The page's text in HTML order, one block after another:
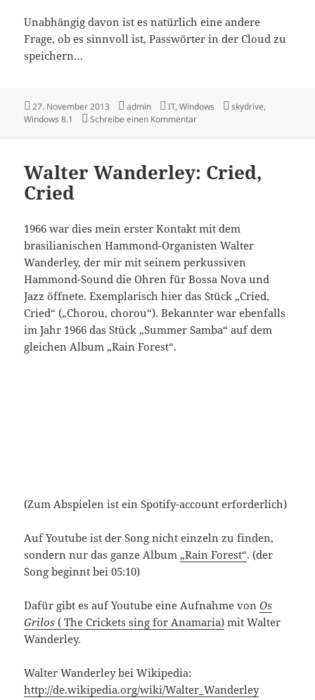
Unabhängig davon ist es natürlich eine andere
Frage, ob es sinnvoll ist, Passwörter in der Cloud zu
speichern…
Veröffentlicht
am
27. November 2013 Autor
admin Kategorien
IT,Windows Schlagwörter
skydrive,
Windows 8.1
Schreibe einen Kommentarzu KeePass und SkyDrive
Walter Wanderley: Cried,
Cried
1966 war dies mein erster Kontakt mit dem
brasilianischen Hammond-Organisten Walter
Wanderley, der mir mit seinem perkussiven
Hammond-Sound die Ohren für Bossa Nova und
Jazz öffnete. Exemplarisch hier das Stück „Cried,
Cried“ („Chorou, chorou“). Bekannter war ebenfalls
im Jahr 1966 das Stück „Summer Samba“ auf dem
gleichen Album „Rain Forest“.
(Zum Abspielen ist ein Spotify-account erforderlich)
Auf Youtube ist der Song nicht einzeln zu finden,
sondern nur das ganze Album „Rain Forest“. (der
Song beginnt bei 05:10)
Dafür gibt es auf Youtube eine Aufnahme vonOs
Grilos ( The Crickets sing for Anamaria) mit Walter
Wanderley.
Walter Wanderley bei Wikipedia:
http://de.wikipedia.org/wiki/Walter_Wanderley